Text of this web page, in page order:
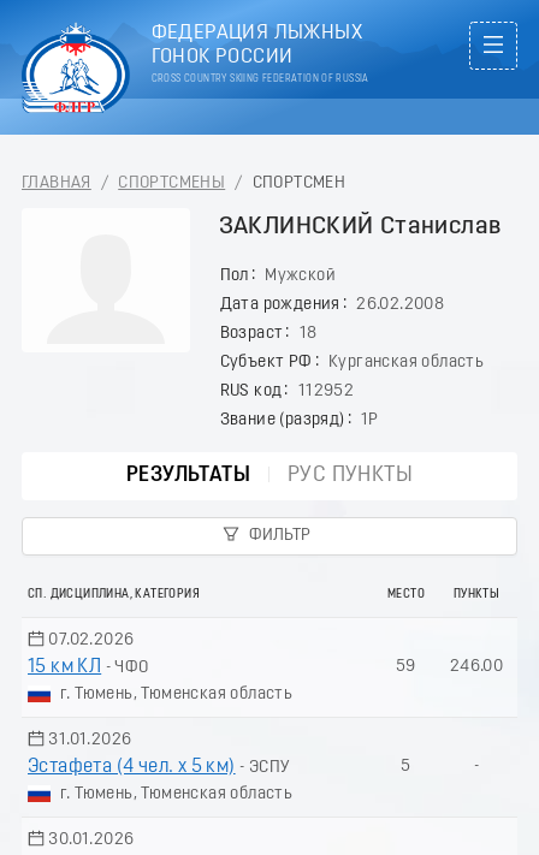
ФЕДЕРАЦИЯ ЛЫЖНЫХ
ГОНОК РОССИИ
CROSS COUNTRY SKIING FEDERATION OF RUSSIA
ГЛАВНАЯ / СПОРТСМЕНЫ / СПОРТСМЕН
ЗАКЛИНСКИЙ Станислав
Пол
Мужской
Дата рождения
26.02.2008
Возраст
18
Субъект РФ
Курганская область
RUS код
112952
Звание (разряд)
1Р
РЕЗУЛЬТАТЫ РУС ПУНКТЫ
ФИЛЬТР
СП. ДИСЦИПЛИНА, КАТЕГОРИЯ МЕСТО ПУНКТЫ
07.02.2026
15 км КЛ
- ЧФО
г. Тюмень, Тюменская область
59 246.00
31.01.2026
Эстафета (4 чел. х 5 км) - ЭСПУ
г. Тюмень, Тюменская область
5 -
30.01.2026